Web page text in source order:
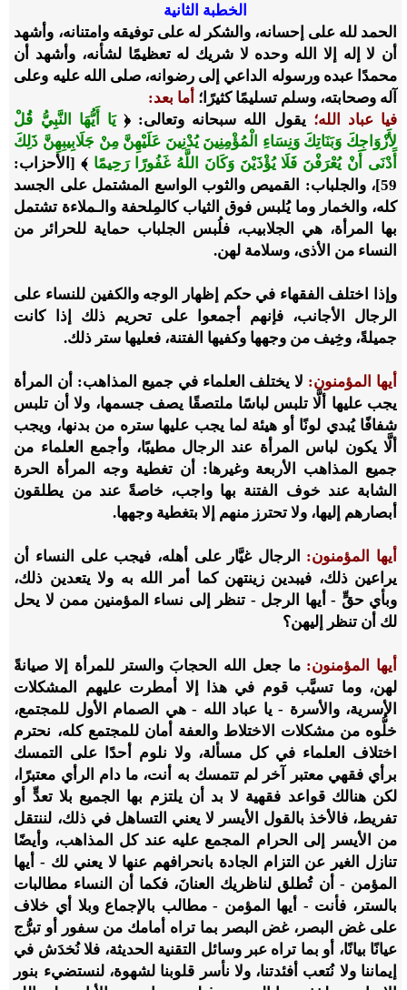
الخطبة الثانية
الحمد لله على إحسانه، والشكر له على توفيقه وامتنانه، وأشهد
أن لا إله إلا الله وحده لا شريك له تعظيمًا لشأنه، وأشهد أن
محمدًا عبده ورسوله الداعي إلى رضوانه، صلى الله عليه وعلى
آله وصحابته، وسلم تسليمًا كثيرًا؛ أما بعد:
فيا عباد الله؛ يقول الله سبحانه وتعالى: ﴿يَا أَيُّهَا النَّبِيُّ قُلْ
لِأَزْوَاجِكَ وَبَنَاتِكَ وَنِسَاءِ الْمُؤْمِنِينَ يُدْنِينَ عَلَيْهِنَّ مِنْ جَلَابِيبِهِنَّ ذَلِكَ
أَدْنَى أَنْ يُعْرَفْنَ فَلَا يُؤْذَيْنَ وَكَانَ اللَّهُ غَفُورًا رَحِيمًا ﴾ [الأحزاب:
59]، والجلباب: القميص والثوب الواسع المشتمل على الجسد
كله، والخمار وما يُلبس فوق الثياب كالمِلحفة والـملاءة تشتمل
بها المرأة، هي الجلابيب، فلُبس الجلباب حماية للحرائر من
النساء من الأذى، وسلامة لهن.
وإذا اختلف الفقهاء في حكم إظهار الوجه والكفين للنساء على
الرجال الأجانب، فإنهم أجمعوا على تحريم ذلك إذا كانت
جميلةً، وخِيف من وجهها وكفيها الفتنة، فعليها ستر ذلك.
أيها المؤمنون: لا يختلف العلماء في جميع المذاهب: أن المرأة
يجب عليها ألَّا تلبس لباسًا ملتصقًا يصف جسمها، ولا أن تلبس
شفافًا يُبدي لونًا أو هيئة لما يجب عليها ستره من بدنها، ويجب
ألَّا يكون لباس المرأة عند الرجال مطيبًا، وأجمع العلماء من
جميع المذاهب الأربعة وغيرها: أن تغطية وجه المرأة الحرة
الشابة عند خوف الفتنة بها واجب، خاصةً عند من يطلقون
أبصارهم إليها، ولا تحترز منهم إلا بتغطية وجهها.
أيها المؤمنون: الرجال غيَّار على أهله، فيجب على النساء أن
يراعين ذلك، فيبدين زينتهن كما أمر الله به ولا يتعدين ذلك،
وبأي حقٍّ - أيها الرجل - تنظر إلى نساء المؤمنين ممن لا يحل
لك أن تنظر إليهن؟
أيها المؤمنون: ما جعل الله الحجابَ والستر للمرأة إلا صيانةً
لهن، وما تسيَّب قوم في هذا إلا أمطرت عليهم المشكلات
الأسرية، والأسرة - يا عباد الله - هي الصمام الأول للمجتمع،
خلُّوه من مشكلات الاختلاط والعفة أمان للمجتمع كله، نحترم
اختلاف العلماء في كل مسألة، ولا نلوم أحدًا على التمسك
برأي فقهي معتبر آخر لم تتمسك به أنت، ما دام الرأي معتبرًا،
لكن هنالك قواعد فقهية لا بد أن يلتزم بها الجميع بلا تعدٍّ أو
تفريط، فالأخذ بالقول الأيسر لا يعني التساهل في ذلك، لننتقل
من الأيسر إلى الحرام المجمع عليه عند كل المذاهب، وأيضًا
تنازل الغير عن التزام الجادة بانحرافهم عنها لا يعني لك - أيها
المؤمن - أن تُطلق لناظريك العنانَ، فكما أن النساء مطالبات
بالستر، فأنت - أيها المؤمن - مطالب بالإجماع وبلا أي خلاف
على غض البصر، غض البصر بما تراه أمامك من سفور أو تبرُّج
عيانًا بيانًا، أو بما تراه عبر وسائل التقنية الحديثة، فلا نُخدَش في
إيماننا ولا نُتعب أفئدتنا، ولا نأسر قلوبنا لشهوة، لنستضيء بنور